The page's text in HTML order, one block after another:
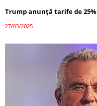
Trump anunță tarife de
27/03/2025